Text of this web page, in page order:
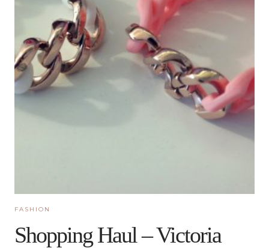
FASHION
Shopping Haul – Victoria